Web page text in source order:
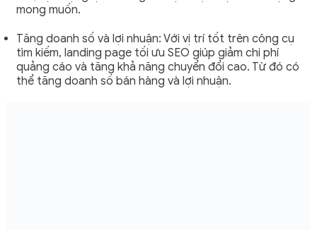
mong muốn.
Tăng doanh số và lợi nhuận: Với vị trí tốt trên công cụ
tìm kiếm, landing page tối ưu SEO giúp giảm chi phí
quảng cáo và tăng khả năng chuyển đổi cao. Từ đó có
thể tăng doanh số bán hàng và lợi nhuận.